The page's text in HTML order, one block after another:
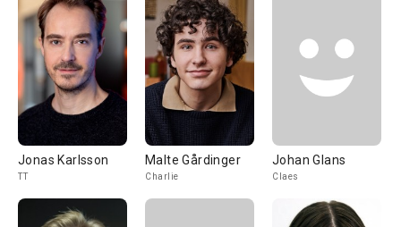
Jonas Karlsson
TT
Malte Gårdinger
Charlie
Johan Glans
Claes